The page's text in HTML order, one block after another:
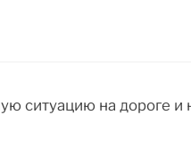
ситуацию на дороге и